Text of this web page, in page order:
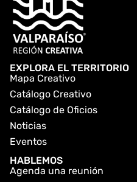
EXPLORA EL TERRITORIO
Mapa Creativo
Catálogo Creativo
Catálogo de Oficios
Noticias
Eventos
HABLEMOS
Agenda una reunión